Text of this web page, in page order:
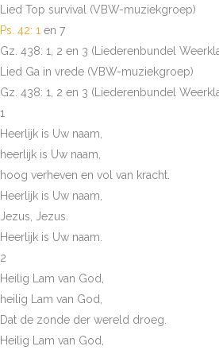
Lied Top survival (VBW-muziekgroep)
Ps. 42: 1 en 7
Gz. 438: 1, 2 en 3 (Liederenbundel
Lied Ga in vrede (VBW-muziekgroep)
Gz. 438: 1, 2 en 3 (Liederenbundel
1
Heerlijk is Uw naam,
heerlijk is Uw naam,
hoog verheven en vol van kracht.
Heerlijk is Uw naam,
Jezus, Jezus.
Heerlijk is Uw naam.
2
Heilig Lam van God,
heilig Lam van God,
Dat de zonde der wereld droeg.
Heilig Lam van God,